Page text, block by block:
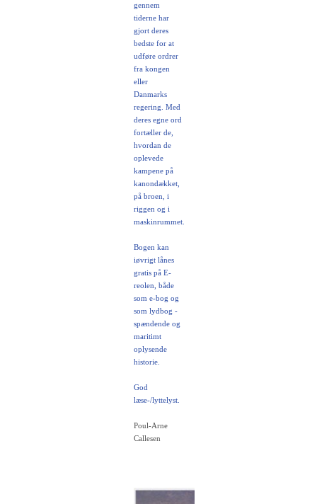
gennem
tiderne har
gjort deres
bedste for at
udføre ordrer
fra kongen
eller
Danmarks
regering. Med
deres egne ord
fortæller de,
hvordan de
oplevede
kampene på
kanondækket,
på broen, i
riggen og i
maskinrummet.
Bogen kan
iøvrigt lånes
gratis på E-
reolen, både
som e-bog og
som lydbog -
spændende og
maritimt
oplysende
historie.
God
læse-/lyttelyst.
Poul-Arne
Callesen